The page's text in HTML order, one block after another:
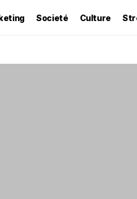
Societé Culture